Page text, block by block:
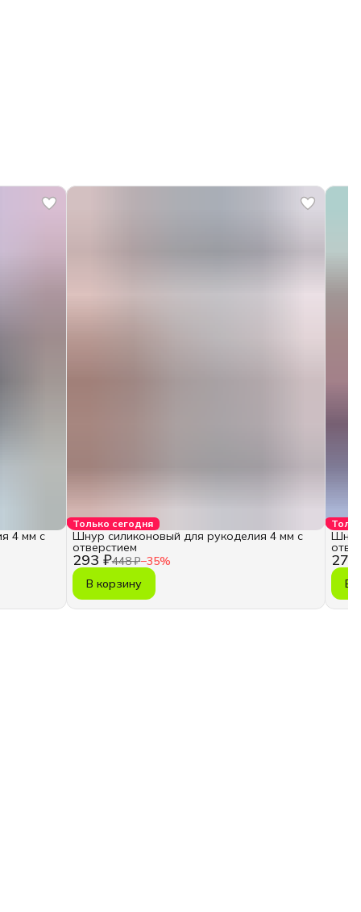
4 мм с
Только сегодня
293 ₽448 ₽−35%
Шнур силиконовый для рукоделия 4 мм с
отверстием
В корзину
275
В